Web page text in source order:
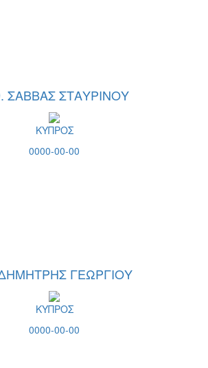
ΣΑΒΒΑΣ ΣΤΑΥΡΙΝΟΥ
ΚΥΠΡΟΣ
0000-00-00
ΓΕΩΡΓΙΟΥ
ΚΥΠΡΟΣ
0000-00-00